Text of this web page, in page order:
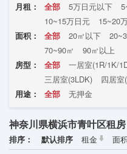
月租：
全部 5万日元以下
10~15万日元
15~20
面积：
全部 20㎡以下
70~90㎡
90㎡以上
房型：
全部 一居室(1R/1K/
三居室(3LDK)
四居室
用途：
全部 无押金
神奈川県横浜市青叶区租
排序： 默认排序 租金 面积